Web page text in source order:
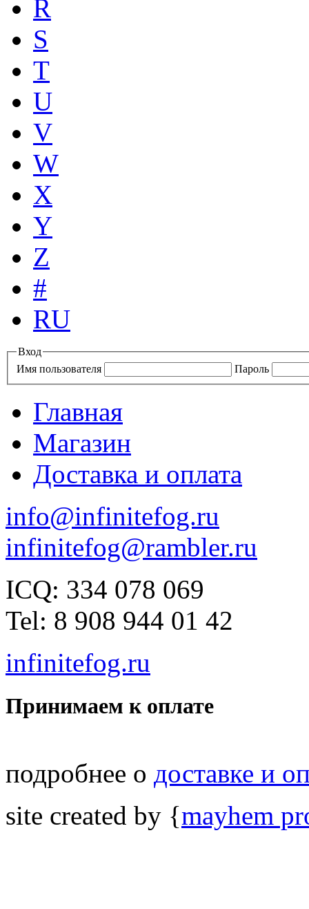
R
S
T
U
V
W
X
Y
Z
#
RU
Вход
Имя пользователя
Пароль
Главная
Магазин
Доставка и оплата
info@infinitefog.ru
infinitefog@rambler.ru
ICQ: 334 078 069
Tel: 8 908 944 01 42
infinitefog.ru
Принимаем к оплате
подробнее о доставке и
site created by {mayhem